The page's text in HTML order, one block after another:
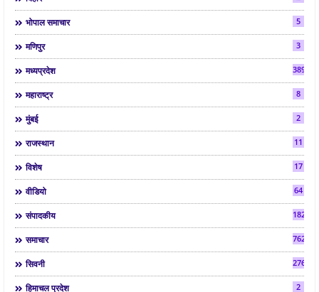
भोपाल समाचार 5
मणिपुर 3
मध्यप्रदेश 3892
महाराष्ट्र 8
मुंबई 2
राजस्थान 11
विशेष 17
वीडियो 64
संपादकीय 182
समाचार 7624
सिवनी 2763
हिमाचल प्रदेश 2